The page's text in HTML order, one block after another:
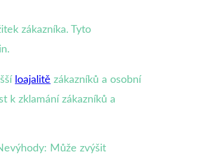
zákazníka. Tyto
loajalitě zákazníků a osobní
k zklamání zákazníků a
Může zvýšit